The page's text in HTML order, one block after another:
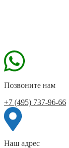
Позвоните нам
+7 (495) 737-96-66
Наш адрес